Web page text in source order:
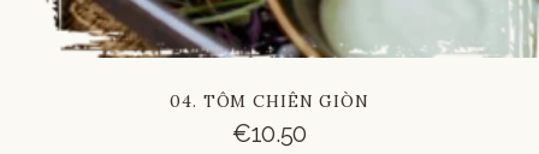
04. TÔM CHIÊN GIÒN
€10.50